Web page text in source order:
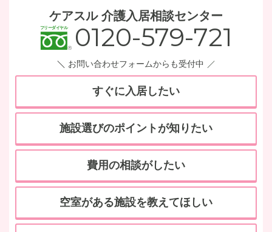
ケアスル 介護入居相談センター
0120-579-721
お問い合わせフォームからも受付中
すぐに入居したい
施設選びのポイントが知りたい
費用の相談がしたい
空室がある施設を教えてほしい